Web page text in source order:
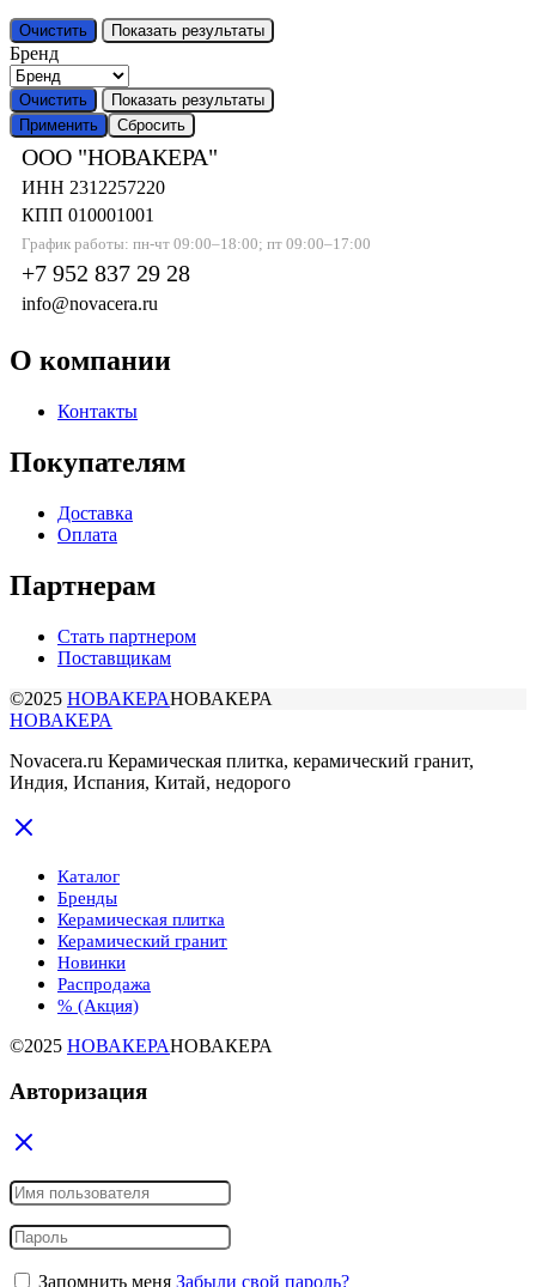
Очистить Показать результаты
Бренд
Очистить
Показать результаты
Применить
Сбросить
ООО "НОВАКЕРА"
ИНН 2312257220
КПП 010001001
График работы: пн-чт 09:00–18:00; пт 09:00–17:00
+7 952 837 29 28
info@novacera.ru
О компании
Контакты
Покупателям
Доставка
Оплата
Партнерам
Стать партнером
Поставщикам
©2025 НОВАКЕРАНОВАКЕРА
НОВАКЕРА
Novacera.ru Керамическая плитка, керамический гранит,
Индия, Испания, Китай, недорого
Каталог
Бренды
Керамическая плитка
Керамический гранит
Новинки
Распродажа
% (Акция)
©2025 НОВАКЕРАНОВАКЕРА
Авторизация
Запомнить меня Забыли свой пароль?